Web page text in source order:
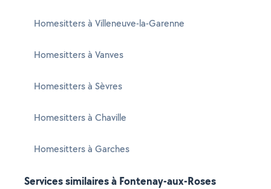
Homesitters à Villeneuve-la-Garenne
Homesitters à Vanves
Homesitters à Sèvres
Homesitters à Chaville
Homesitters à Garches
Services similaires à Fontenay-aux-Roses